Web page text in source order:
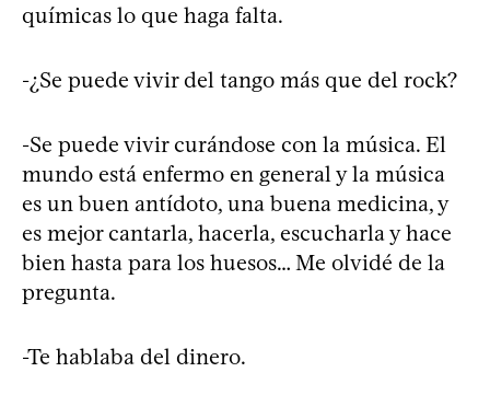
químicas lo que haga falta.
-¿Se puede vivir del tango más que del rock?
-Se puede vivir curándose con la música. El
mundo está enfermo en general y la música
es un buen antídoto, una buena medicina, y
es mejor cantarla, hacerla, escucharla y hace
bien hasta para los huesos… Me olvidé de la
pregunta.
-Te hablaba del dinero.